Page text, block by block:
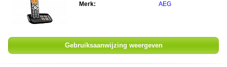
Merk: AEG
Gebruiksaanwijzing weergeven